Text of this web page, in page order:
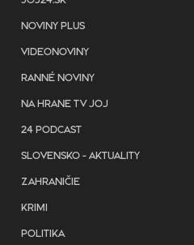
NOVINY PLUS
VIDEONOVINY
RANNÉ NOVINY
NA HRANE TV JOJ
24 PODCAST
SLOVENSKO - AKTUALITY
ZAHRANIČIE
KRIMI
POLITIKA